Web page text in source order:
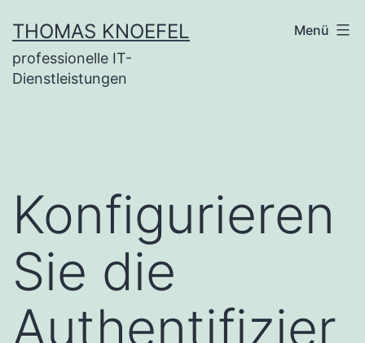
Inhalt
springen
THOMAS KNOEFEL
professionelle IT-
Dienstleistungen
Menü
Konfigurieren
Sie die
Authentifizier